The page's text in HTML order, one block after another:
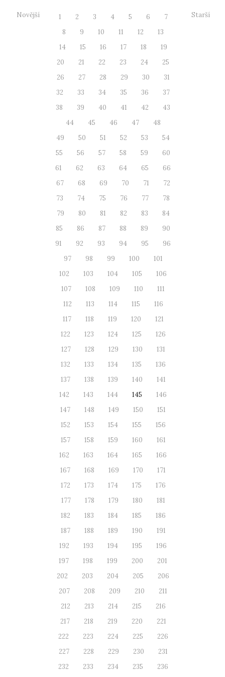
Novější 1 2 3 4 5 6
7
8
9 10 11 12
13
14
15 16 17 18
19
20
21 22 23 24
25
26
27 28 29 30
31
32
33 34 35 36
37
38
39 40 41 42
43
44
45 46 47
48
49
50 51 52 53
54
55
56 57 58 59
60
61
62 63 64 65
66
67
68 69 70 71
72
73
74 75 76 77
78
79
80 81 82 83
84
85
86 87 88 89
90
91
92 93 94 95
96
97
98 99 100
101
102
103 104 105
106
107
108 109 110
111
112
113 114 115
116
117
118 119 120
121
122
123 124 125
126
127
128 129 130
131
132
133 134 135
136
137
138 139 140
141
142
143 144 145
146
147
148 149 150
151
152
153 154 155
156
157
158 159 160
161
162
163 164 165
166
167
168 169 170
171
172
173 174 175
176
177
178 179 180
181
182
183 184 185
186
187
188 189 190
191
192
193 194 195
196
197
198 199 200
201
202
203 204 205
206
207
208 209 210
211
212
213 214 215
216
217
218 219 220
221
222
223 224 225
226
227
228 229 230
231
232
233 234 235
236
Starší